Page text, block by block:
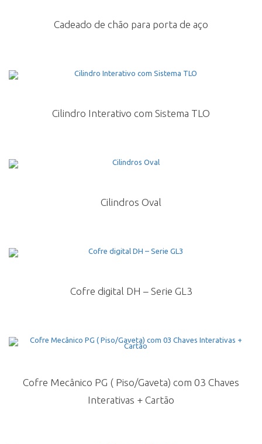
Cadeado de chão para porta de aço
Cilindro Interativo com Sistema TLO
Cilindros Oval
Cofre digital DH – Serie GL3
Cofre Mecânico PG ( Piso/Gaveta) com 03 Chaves
Interativas + Cartão